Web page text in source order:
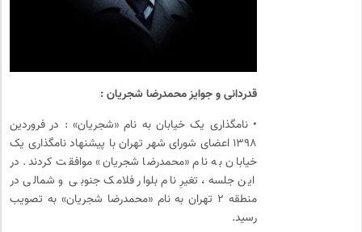
قدردانی و جوایز محمدرضا شجریان :
• نامگذاری یک خیابان به نام «شجریان» : در فروردین
۱۳۹۸ اعضای شورای شهر تهران با پیشنهاد نامگذاری یک
خیابان به نام «محمدرضا شجریان» موافقت کردند. در
این جلسه، تغیرِ نام بلوار فلامک جنوبی و شمالی در
منطقه ۲ تهران به نام «محمدرضا شجریان» به تصویب
رسید.